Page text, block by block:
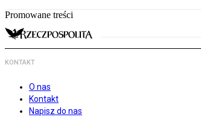
Promowane treści
KONTAKT
O nas
Kontakt
Napisz do nas